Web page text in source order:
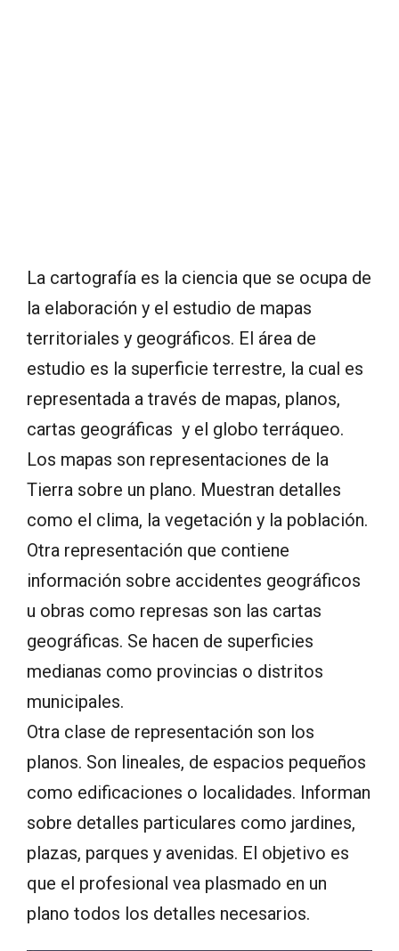
La cartografía es la ciencia que se ocupa de
la elaboración y el estudio de mapas
territoriales y geográficos. El área de
estudio es la superficie terrestre, la cual es
representada a través de mapas, planos,
cartas geográficas y el globo terráqueo.
Los mapas son representaciones de la
Tierra sobre un plano. Muestran detalles
como el clima, la vegetación y la población.
Otra representación que contiene
información sobre accidentes geográficos
u obras como represas son las cartas
geográficas. Se hacen de superficies
medianas como provincias o distritos
municipales.
Otra clase de representación son los
planos. Son lineales, de espacios pequeños
como edificaciones o localidades. Informan
sobre detalles particulares como jardines,
plazas, parques y avenidas. El objetivo es
que el profesional vea plasmado en un
plano todos los detalles necesarios.